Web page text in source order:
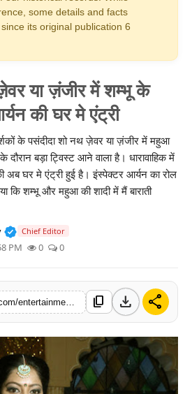
some details and facts
its original publication 6
या ज़ंजीर में शम्भू के
की घर मे एंट्री
के पसंदीदा शो नथ ज़ेवर या ज़ंजीर में महुआ
बड़ा ट्विस्ट आने वाला है। धारावाहिक में
अब घर मे एंट्री हुई है। इंस्पेक्टर आर्यन का रोल
कि शम्भू और महुआ की शादी में मैं बाराती
Verified Public Figure • 30 Mar,
Chief Editor
PM 0 0
content_copy download share